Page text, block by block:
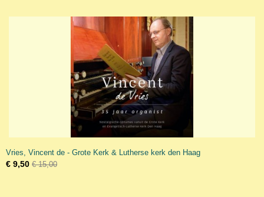
Vries, Vincent de - Grote Kerk & Lutherse kerk den Haag
€ 9,50 € 15,00